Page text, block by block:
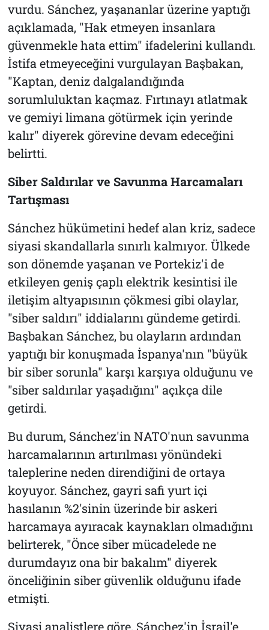
vurdu. Sánchez, yaşananlar üzerine yaptığı
açıklamada, "Hak etmeyen insanlara
güvenmekle hata ettim" ifadelerini kullandı.
İstifa etmeyeceğini vurgulayan Başbakan,
"Kaptan, deniz dalgalandığında
sorumluluktan kaçmaz. Fırtınayı atlatmak
ve gemiyi limana götürmek için yerinde
kalır" diyerek görevine devam edeceğini
belirtti.
Siber Saldırılar ve Savunma Harcamaları
Tartışması
Sánchez hükümetini hedef alan kriz, sadece
siyasi skandallarla sınırlı kalmıyor. Ülkede
son dönemde yaşanan ve Portekiz'i de
etkileyen geniş çaplı elektrik kesintisi ile
iletişim altyapısının çökmesi gibi olaylar,
"siber saldırı" iddialarını gündeme getirdi.
Başbakan Sánchez, bu olayların ardından
yaptığı bir konuşmada İspanya'nın "büyük
bir siber sorunla" karşı karşıya olduğunu ve
"siber saldırılar yaşadığını" açıkça dile
getirdi.
Bu durum, Sánchez'in NATO'nun savunma
harcamalarının artırılması yönündeki
taleplerine neden direndiğini de ortaya
koyuyor. Sánchez, gayri safi yurt içi
hasılanın %2'sinin üzerinde bir askeri
harcamaya ayıracak kaynakları olmadığını
belirterek, "Önce siber mücadelede ne
durumdayız ona bir bakalım" diyerek
önceliğinin siber güvenlik olduğunu ifade
etmişti.
Siyasi analistlere göre, Sánchez'in İsrail'e